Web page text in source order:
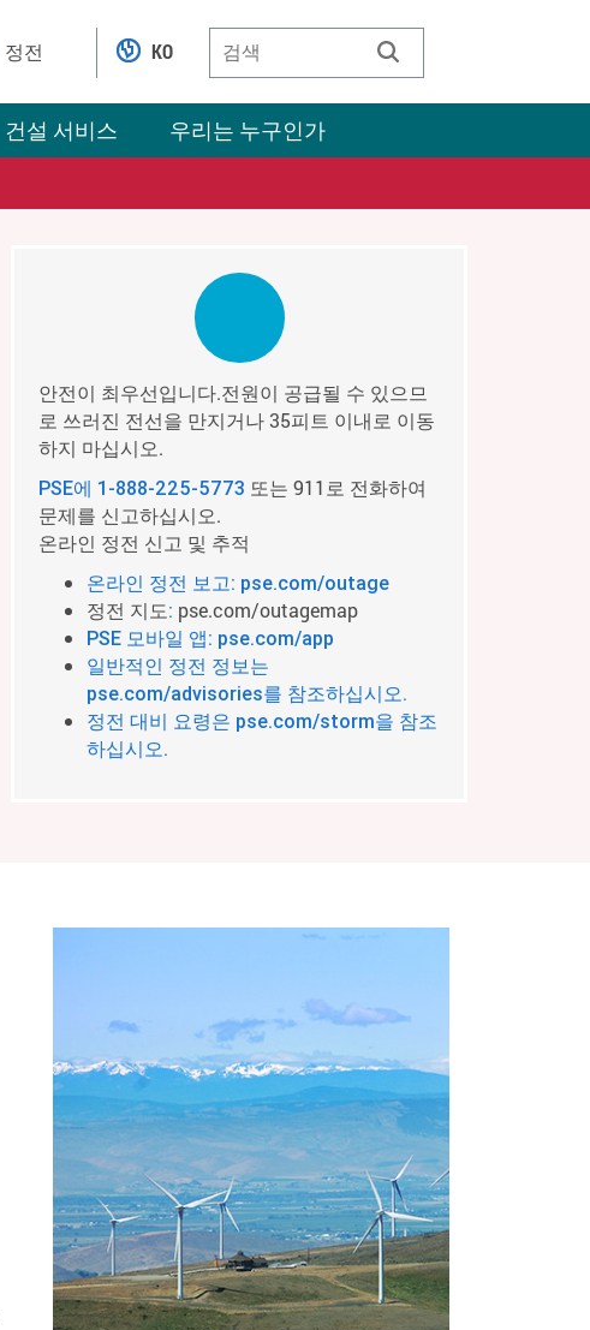
건설 서비스 우리는 누구인가
정전 KO
안전이 최우선입니다.전원이 공급될 수 있으므
로 쓰러진 전선을 만지거나 35피트 이내로 이동
하지 마십시오.
PSE에 1-888-225-5773 또는 911로 전화하여
문제를 신고하십시오.
온라인 정전 신고 및 추적
온라인 정전 보고: pse.com/outage
정전 지도: pse.com/outagemap
PSE 모바일 앱: pse.com/app
일반적인 정전 정보는
pse.com/advisories를 참조하십시오.
정전 대비 요령은 pse.com/storm을 참조
하십시오.